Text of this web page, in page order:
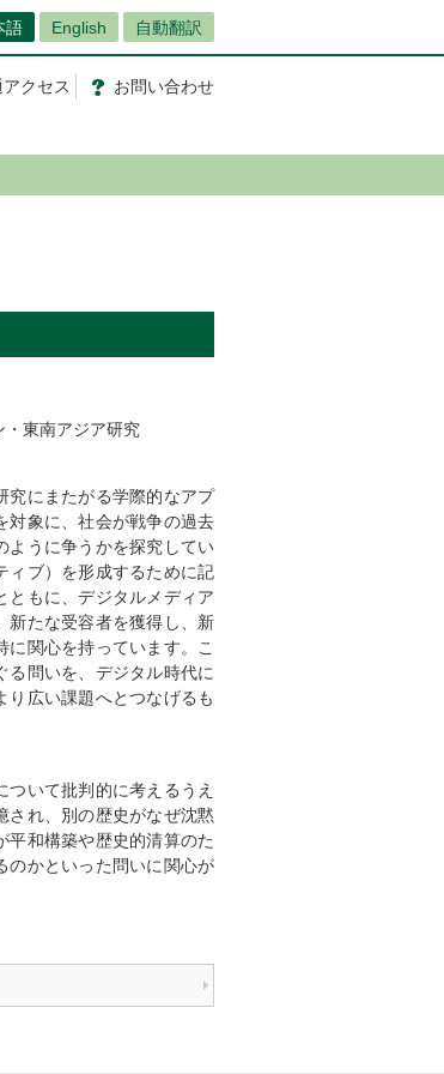
語 English 自動翻訳
アクセス お問い合わせ
・東南アジア研究
究にまたがる学際的なアプ
対象に、社会が戦争の過去
ように争うかを探究してい
ィブ）を形成するために記
ともに、デジタルメディア
新たな受容者を獲得し、新
に関心を持っています。こ
る問いを、デジタル時代に
り広い課題へとつなげるも
いて批判的に考えるうえ
され、別の歴史がなぜ沈黙
平和構築や歴史的清算のた
のかといった問いに関心が